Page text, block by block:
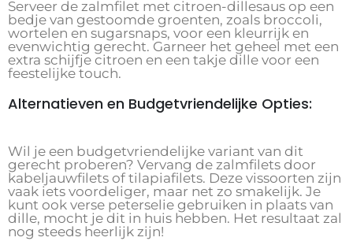
Serveer de zalmfilet met citroen-dillesaus op een
bedje van gestoomde groenten, zoals broccoli,
wortelen en sugarsnaps, voor een kleurrijk en
evenwichtig gerecht. Garneer het geheel met een
extra schijfje citroen en een takje dille voor een
feestelijke touch.
Alternatieven en Budgetvriendelijke Opties:
Wil je een budgetvriendelijke variant van dit
gerecht proberen? Vervang de zalmfilets door
kabeljauwfilets of tilapiafilets. Deze vissoorten zijn
vaak iets voordeliger, maar net zo smakelijk. Je
kunt ook verse peterselie gebruiken in plaats van
dille, mocht je dit in huis hebben. Het resultaat zal
nog steeds heerlijk zijn!